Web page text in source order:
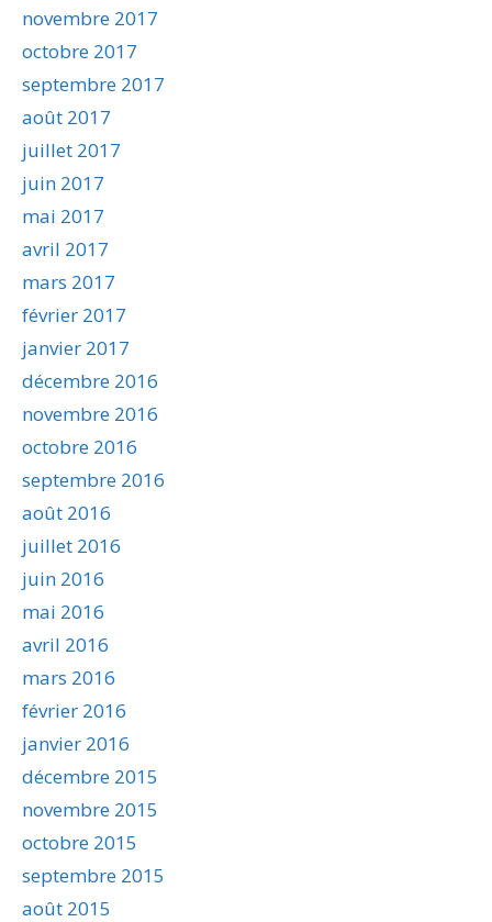
novembre 2017
octobre 2017
septembre 2017
août 2017
juillet 2017
juin 2017
mai 2017
avril 2017
mars 2017
février 2017
janvier 2017
décembre 2016
novembre 2016
octobre 2016
septembre 2016
août 2016
juillet 2016
juin 2016
mai 2016
avril 2016
mars 2016
février 2016
janvier 2016
décembre 2015
novembre 2015
octobre 2015
septembre 2015
août 2015